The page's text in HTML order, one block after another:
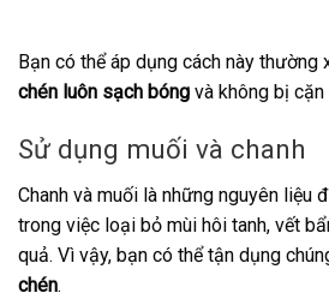
Bạn có thể áp dụng cách này thường
chén luôn sạch bóng và không bị
Sử dụng muối và chanh
Chanh và muối là những nguyên liệu
trong việc loại bỏ mùi hôi tanh, vết
quả. Vì vậy, bạn có thể tận dụng
chén.